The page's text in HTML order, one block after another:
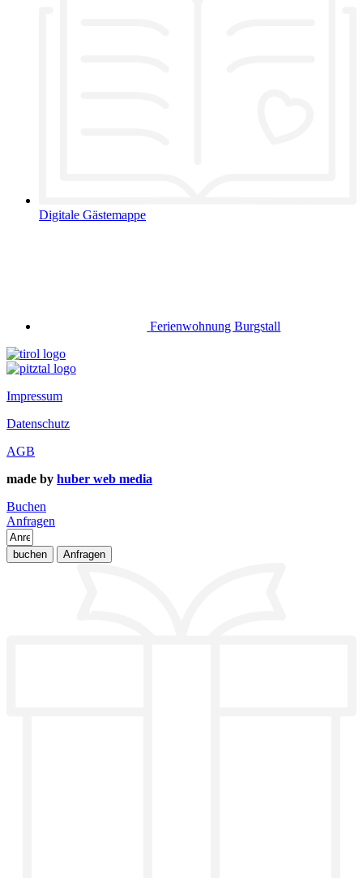
Digitale Gästemappe
Ferienwohnung Burgstall
Impressum
Datenschutz
AGB
made by huber web media
Buchen
Anfragen
buchen Anfragen